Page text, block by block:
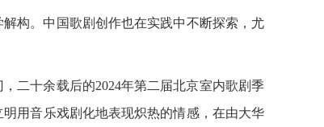
构。中国歌剧创作也在实践中不断探索，尤
二十余载后的2024年第二届北京室内歌剧季
用音乐戏剧化地表现炽热的情感，在由大华